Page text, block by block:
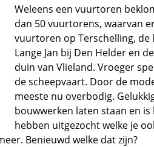
Weleens een vuurtoren
dan 50 vuurtorens, waarvan
vuurtoren op Terschelling, de
Lange Jan bij Den Helder en
duin van Vlieland. Vroeger
de scheepvaart. Door de
meeste nu overbodig.
bouwwerken laten staan en
hebben uitgezocht welke je
Benieuwd welke dat zijn?